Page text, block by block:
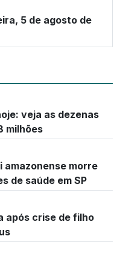
5 de agosto de
veja as dezenas
milhões
amazonense morre
de saúde em SP
após crise de filho